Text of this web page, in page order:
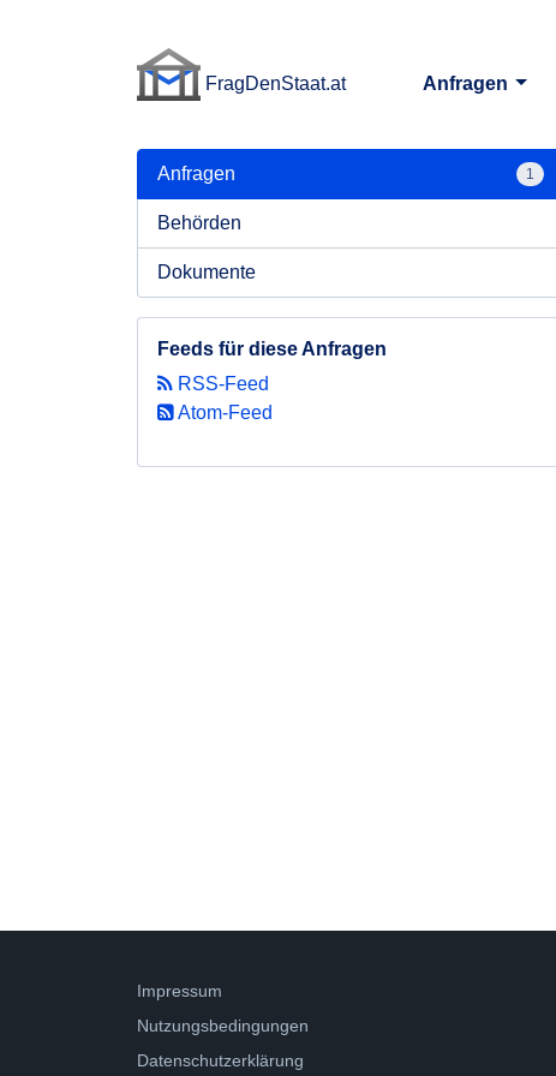
FragDenStaat.at
Anfragen
Anfragen 1
Behörden
Dokumente
Feeds für diese Anfragen
RSS-Feed
Atom-Feed
Impressum
Nutzungsbedingungen
Datenschutzerklärung